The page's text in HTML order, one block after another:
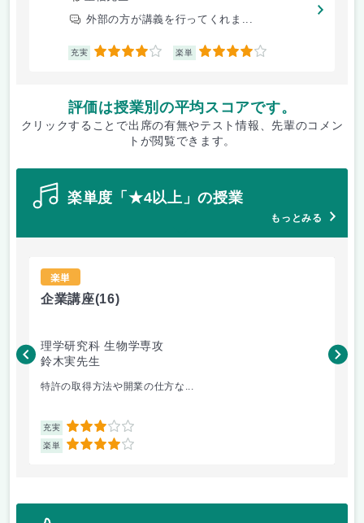
外部の方が講義を行ってくれま...
充実 4 楽単 4
評価は授業別の平均スコアです。
クリックすることで出席の有無やテスト情報、先輩のコメン
トが閲覧できます。
楽単度「★4以上」の授業
もっとみる
楽単
企業講座(16)
理学研究科 生物学専攻
鈴木実先生
特許の取得方法や開業の仕方な...
充実 3
楽単 4
鈴